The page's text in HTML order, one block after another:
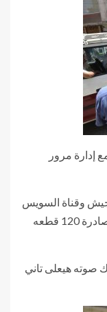
إدارة مرور
وقناة السويس
والإمام محمد عبده وأسفرت الحمله عن مصادرة 120 قطعه
صوته هيعلى تاني